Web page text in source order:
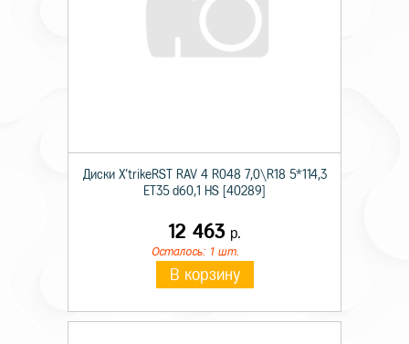
Диски X'trikeRST RAV 4 R048 7,0\R18 5*114,3
ET35 d60,1 HS [40289]
12 463 р.
Осталось: 1 шт.
В корзину